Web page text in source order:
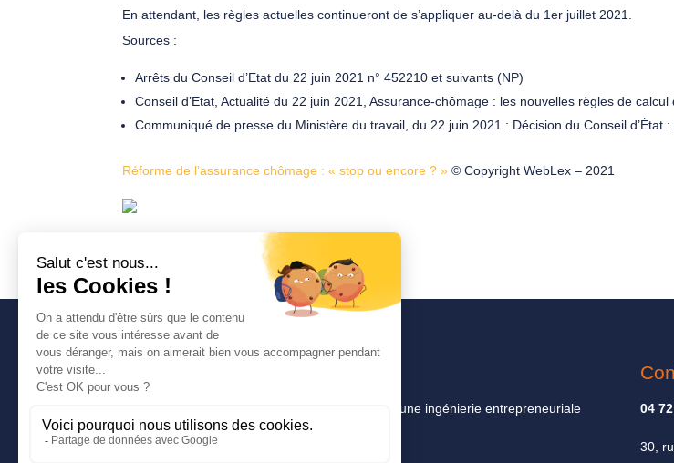
En attendant, les règles actuelles continueront de s’appliquer au-delà du 1er juillet 2021.
Sources :
Arrêts du Conseil d’Etat du 22 juin 2021 n° 452210 et suivants (NP)
Conseil d’Etat, Actualité du 22 juin 2021, Assurance-chômage : les nouvelles règles de calcul
Communiqué de presse du Ministère du travail, du 22 juin 2021 : Décision du Conseil d’État
Réforme de l’assurance chômage : « stop ou encore ? » © Copyright WebLex – 2021
Un cabinet d’expertise comptable lyonnais pour une ingénierie entrepreneuriale
pragmatique, innovante et efficace.
04
30,